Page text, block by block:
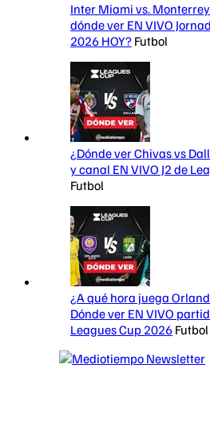
Inter Miami vs.
dónde ver EN VIVO
2026 HOY? Futbol
¿Dónde ver Chivas vs
y canal EN VIVO J2 de
Futbol
¿A qué hora juega
Dónde ver EN VIVO
Leagues Cup 2026 Futbol